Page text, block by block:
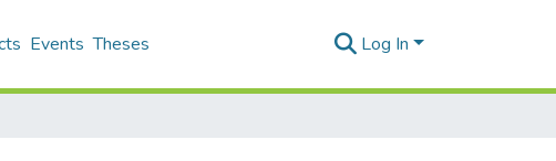
Events Theses Log In